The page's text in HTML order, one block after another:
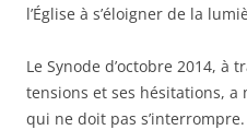
l’Église à s’éloigner de la
Le Synode d’octobre 2014, à
tensions et ses hésitations,
qui ne doit pas s’interrompre.